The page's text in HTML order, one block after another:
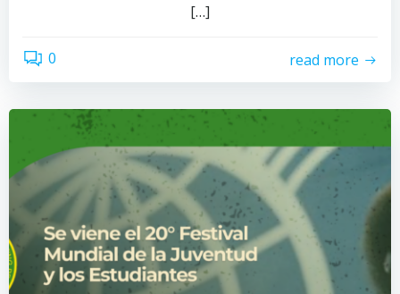
[…]
0 read more